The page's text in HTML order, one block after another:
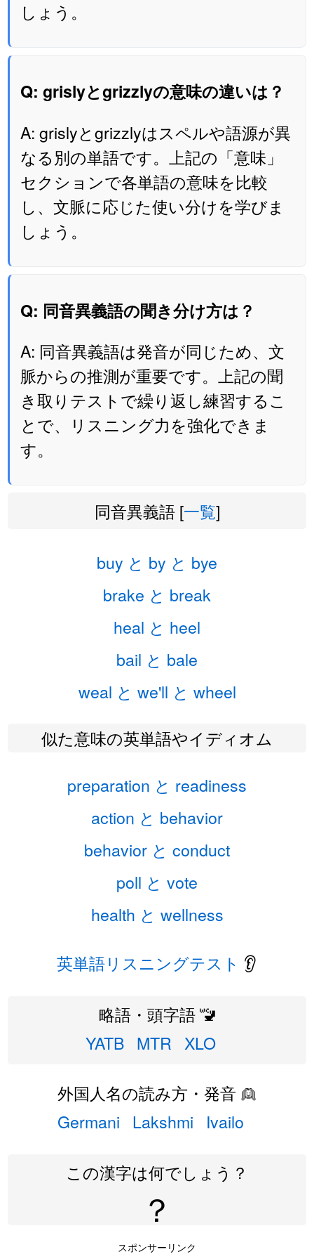
しょう。
Q: grislyとgrizzlyの意味の違いは？
A: grislyとgrizzlyはスペルや語源が異
なる別の単語です。上記の「意味」
セクションで各単語の意味を比較
し、文脈に応じた使い分けを学びま
しょう。
Q: 同音異義語の聞き分け方は？
A: 同音異義語は発音が同じため、文
脈からの推測が重要です。上記の聞
き取りテストで繰り返し練習するこ
とで、リスニング力を強化できま
す。
同音異義語 [一覧]
buy と by と bye
brake と break
heal と heel
bail と bale
weal と we'll と wheel
似た意味の英単語やイディオム
preparation と readiness
action と behavior
behavior と conduct
poll と vote
health と wellness
英単語リスニングテスト 👂
略語・頭字語 🚾
YATB MTR XLO
外国人名の読み方・発音 👱
Germani Lakshmi Ivailo
この漢字は何でしょう？
？
スポンサーリンク